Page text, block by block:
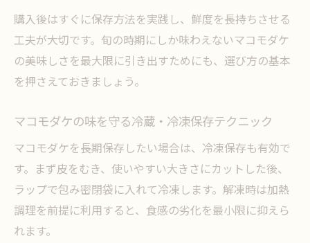
購入後はすぐに保存方法を実践し、鮮度を長持ちさせる
工夫が大切です。旬の時期にしか味わえないマコモダケ
の美味しさを最大限に引き出すためにも、選び方の基本
を押さえておきましょう。
マコモダケの味を守る冷蔵・冷凍保存テクニック
マコモダケを長期保存したい場合は、冷凍保存も有効で
す。まず皮をむき、使いやすい大きさにカットした後、
ラップで包み密閉袋に入れて冷凍します。解凍時は加熱
調理を前提に利用すると、食感の劣化を最小限に抑えら
れます。